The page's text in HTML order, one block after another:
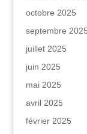
octobre 2025
septembre 2025
juillet 2025
juin 2025
mai 2025
avril 2025
février 2025